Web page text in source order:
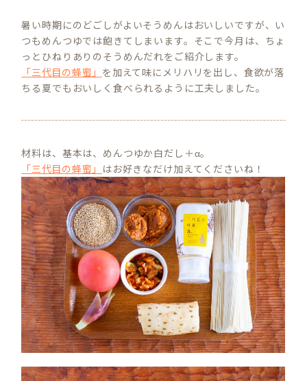
暑い時期にのどごしがよいそうめんはおいしいですが、い
つもめんつゆでは飽きてしまいます。そこで今月は、ちょ
っとひねりありのそうめんだれをご紹介します。
「三代目の蜂蜜」 を加えて味にメリハリを出し、食欲が落
ちる夏でもおいしく食べられるように工夫しました。
材料は、基本は、めんつゆか白だし＋α。
「三代目の蜂蜜」 はお好きなだけ加えてくださいね！